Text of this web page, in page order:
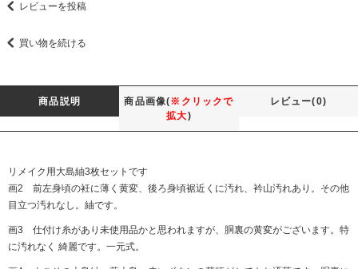
レビューを投稿
買い物を続ける
商品説明 商品画像(※クリックで
拡大)
レビュー(0)
リメイク用大島紬3枚セットです
画2 前左身頃の衽に薄く黄変、後ろ身頃裾近くに汚れ、衿山汚れあり。その他
目立つ汚れなし。紬です。
画3 仕付け糸があり未使用品かと思われますが、胴裏の黄変がございます。特
に汚れなく 綺麗です。一元式。